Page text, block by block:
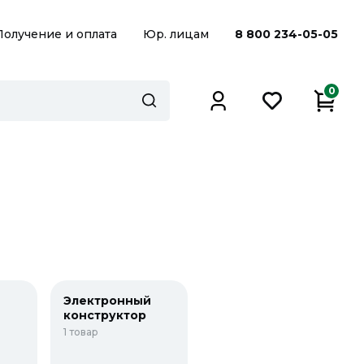
и оплата Юр. лицам 8 800 234-05-05
0
Электронный
конструктор
1 товар